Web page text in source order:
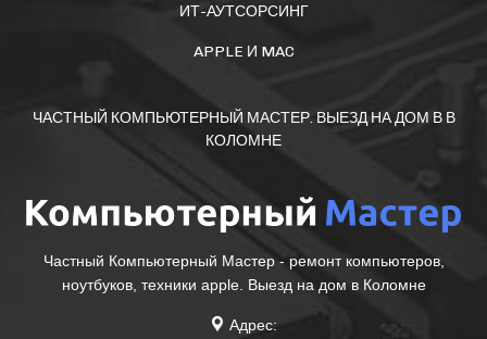
ИТ-АУТСОРСИНГ
APPLE И MAC
ЧАСТНЫЙ КОМПЬЮТЕРНЫЙ МАСТЕР. ВЫЕЗД НА ДОМ В В
КОЛОМНЕ
Частный Компьютерный Мастер - ремонт компьютеров,
ноутбуков, техники apple. Выезд на дом в Коломне
Адрес: